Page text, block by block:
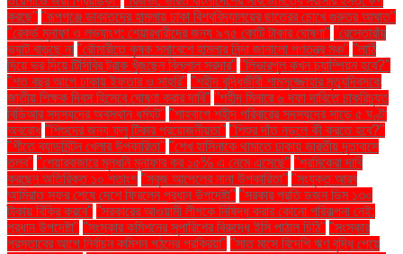
করছে" "রূপগঞ্জে ডাকাতদের হামলায় ঢাকা বিশ্ববিদ্যালয়ের ছাত্রের চোখে গুরুতর আঘাত"
"রেকর্ড মুনাফা ও লভ্যাংশ: শেয়ারধারীদের জন্য ৯৭৫ কোটি টাকার ঘোষণা" "রেস্তোরাঁয়
ভ্যাট বাড়ছে না "রৌমারীতে কৃষক সমাবেশে হামলার নিন্দা জানালো গণতন্ত্র মঞ্চ" "লাঠি
দিয়ে ভর দিয়ে টিসিবির ট্রাক খুঁজছেন বিল্লাল সরদার" "লিভারপুল কখন চ্যাম্পিয়ন হবে?"
"শত বছর আগে ঢাকায় ইফতার ও সাহ্‌রি" "শহীদ বুদ্ধিজীবী শামসুজ্জোহার মৃত্যুদিবসকে
জাতীয় শিক্ষক দিবস হিসেবে ঘোষণা করার দাবি" "শহীদ মিনারে ৬ দফা দাবিতে চাকরিচ্যুত
বিডিআর সদস্যদের অবস্থান ধর্মঘট" "শাহবাগে শহীদ পরিবারের সদস্যদের সাড়ে ৫ ঘণ্টা
অবরোধ "শিশুদের জন্য ফ্লু টিকার প্রয়োজনীয়তা" "শিশুর দাঁত নড়লে কী করতে হবে?"
"শীতে ব্যাডমিন্টন খেলার উপকারিতা" "শেখ হাসিনাকে থামাতে ঢাকায় ভারতীয় দূতাবাসে
তলব" "শেয়ারবাজারে মূলধনি মুনাফার কর ১৫% এ নেমে এসেছে" "শ্রমিকেরা দাবি
করছেন অতিরিক্ত ১০ শতাংশ "সবুজ আপেলের নানা উপকারিতা" "সংযুক্ত আরব
আমিরাত সফর শেষে দেশে ফিরলেন প্রধান উপদেষ্টা" "সরকার প্রতি ডজন ডিম ১৩০
টাকায় বিক্রি করবে" "সরকারের আওয়ামী লীগকে নিষিদ্ধ করার কোনো পরিকল্পনা নেই:
প্রধান উপদেষ্টা" "সংস্কার কমিশনের সুপারিশের বিরুদ্ধে ইসি পাঠাল চিঠি" "সংস্কার
প্রস্তাবের আগে নির্বাচন কমিশন গঠনের প্রক্রিয়া" "সাত মাসে বিদেশি ঋণ বৃদ্ধি পেয়ে